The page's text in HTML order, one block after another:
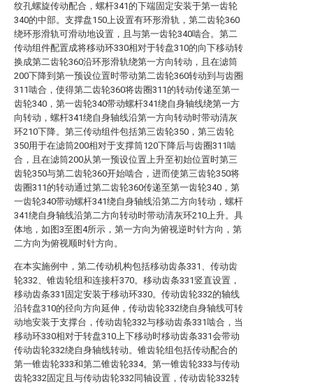
纹孔螺旋传动配合，螺杆341的下端固定安装于第一齿轮
340的中部。支撑盘150上设置有环形滑轨，第二齿轮360
绕环形滑轨可滑动地设置，且与第一齿轮340啮合。第二
传动组件配置成将移动环330相对于转盘310的向下移动转
换成第二齿轮360沿环形滑轨绕第一方向转动，且在滤筒
200下降到第一预设位置时带动第二齿轮360转动到与齿圈
311啮合，使得第二齿轮360将齿圈311的转动传递至第一
齿轮340，第一齿轮340带动螺杆341绕自身轴线绕第一方
向转动，螺杆341绕自身轴线沿第一方向转动时带动清灰
环210下降。第三传动组件包括第三齿轮350，第三齿轮
350用于在滤筒200相对于支撑筒120下降后与齿圈311啮
合，且在滤筒200从第一预设位置上升至初始位置时第三
齿轮350与第二齿轮360开始啮合，进而使第三齿轮350将
齿圈311的转动通过第二齿轮360传递至第一齿轮340，第
一齿轮340带动螺杆341绕自身轴线沿第二方向转动，螺杆
341绕自身轴线沿第二方向转动时带动清灰环210上升。具
体地，如图3至图4所示，第一方向为俯视逆时针方向，第
二方向为俯视顺时针方向。
在本实施例中，第二传动机构包括移动齿条331、传动齿
轮332、锥齿轮组和连接杆370。移动齿条331竖直设置，
移动齿条331固定安装于移动环330。传动齿轮332的轴线
沿转盘310的径向方向延伸，传动齿轮332绕自身轴线可转
动地安装于支撑台，传动齿轮332与移动齿条331啮合，当
移动环330相对于转盘310上下移动时移动齿条331会带动
传动齿轮332绕自身轴线转动。锥齿轮组包括传动配合的
第一锥齿轮333和第二锥齿轮334。第一锥齿轮333与传动
齿轮332固定且与传动齿轮332同轴设置，传动齿轮332转